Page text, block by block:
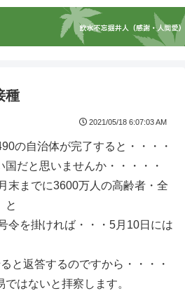
種
2021/05/18 6:07:03 AM
の自治体が完了すると・・・・
国だと思いませんか・・・・・
末までに3600万人の高齢者・全
と
令を掛ければ・・・5月10日には
と返答するのですから・・・・
はないと拝察します。